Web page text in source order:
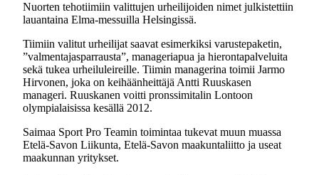
Nuorten tehotiimiin valittujen urheilijoiden nimet julkistettiin
lauantaina Elma-messuilla Helsingissä.
Tiimiin valitut urheilijat saavat esimerkiksi varustepaketin,
”valmentajasparrausta”, manageriapua ja hierontapalveluita
sekä tukea urheiluleireille. Tiimin managerina toimii Jarmo
Hirvonen, joka on keihäänheittäjä Antti Ruuskasen
manageri. Ruuskanen voitti pronssimitalin Lontoon
olympialaisissa kesällä 2012.
Saimaa Sport Pro Teamin toimintaa tukevat muun muassa
Etelä-Savon Liikunta, Etelä-Savon maakuntaliitto ja useat
maakunnan yritykset.